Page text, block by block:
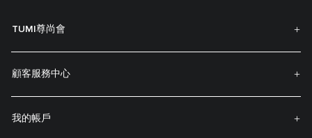
TUMI尊尚會
顧客服務中心
我的帳戶